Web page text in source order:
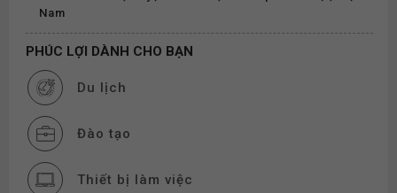
Nam
PHÚC LỢI DÀNH CHO BẠN
Du lịch
Đào tạo
Thiết bị làm việc